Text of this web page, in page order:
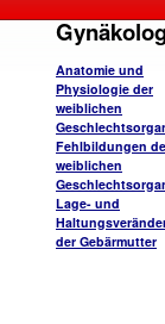
Anatomie und
Physiologie der
weiblichen
Fehlbildungen
weiblichen
Lage- und
der Gebärmutter